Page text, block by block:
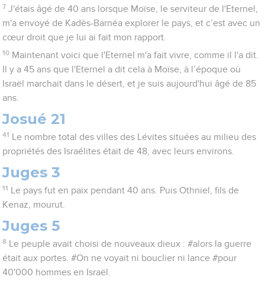
7 J'étais âgé de 40 ans lorsque Moïse, le serviteur de l'Eternel,
m'a envoyé de Kadès-Barnéa explorer le pays, et c’est avec un
cœur droit que je lui ai fait mon rapport.
10 Maintenant voici que l'Eternel m'a fait vivre, comme il l'a dit.
Il y a 45 ans que l'Eternel a dit cela à Moïse, à l’époque où
Israël marchait dans le désert, et je suis aujourd'hui âgé de 85
ans.
Josué 21
41
Le nombre total des villes des Lévites situées au milieu des
propriétés des Israélites était de 48, avec leurs environs.
Juges 3
11
Le pays fut en paix pendant 40 ans. Puis Othniel, fils de
Kenaz, mourut.
Juges 5
8
Le peuple avait choisi de nouveaux dieux : #alors la guerre
était aux portes. #On ne voyait ni bouclier ni lance #pour
40'000 hommes en Israël.